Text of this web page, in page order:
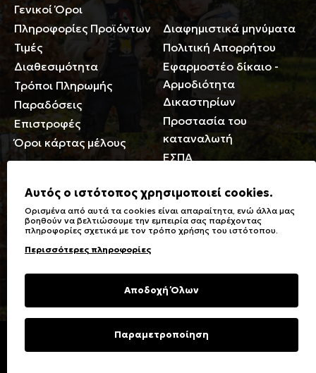
Γενικοί Όροι
Πληροφορίες Προϊόντων
Τιμές
Διαθεσιμότητα
Τρόποι Πληρωμής
Παραδόσεις
Επιστροφές
Όροι κάρτας μέλους
Περιορισμοί ευθύνης
Διαφημιστικά μηνύματα
Πολιτική Απορρήτου
Εφαρμοστέο δίκαιο -
Αρμοδιότητα
Δικαστηρίων
Προστασία του
καταναλωτή
ΕΣΠΑ
Γενικά
Καταστήματα
Ειδικές Εκπτώσεις ΑμΕΑ
Δωροκάρτες
Συχνές Ερωτήσεις
Φροντίδα Ρούχων
Σύμβολα πλύσης,
σιδερώματος
υφασμάτων
Επικοινωνία
Copyright © 2023 Energiers.gr
Αυτός ο ιστότοπος χρησιμοποιεί cookies.
Ορισμένα από αυτά τα cookies είναι απαραίτητα, ενώ άλλα μας
βοηθούν να βελτιώσουμε την εμπειρία σας παρέχοντας
πληροφορίες σχετικά με τον τρόπο χρήσης του ιστότοπου.
Περισσότερες πληροφορίες
Αποδοχή Όλων
Παραμετροποίηση